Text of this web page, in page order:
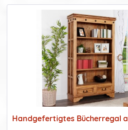
Handgefertigtes Bücherregal